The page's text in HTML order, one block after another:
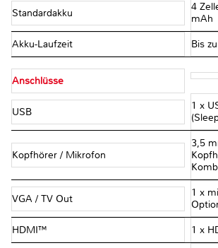
Standardakku
4
mAh
Akku-Laufzeit Bis
Anschlüsse
USB
1 x
Kopfhörer / Mikrofon
3,5
VGA / TV Out
1 x
HDMI™ 1 x